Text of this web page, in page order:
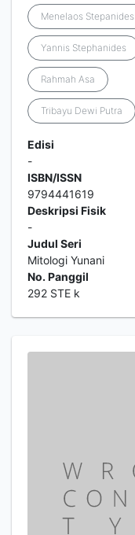
Menelaos Stepanides
Yannis Stephanides
Rahmah Asa
Tribayu Dewi Putra
Edisi
-
ISBN/ISSN
9794441619
Deskripsi Fisik
-
Judul Seri
Mitologi Yunani
No. Panggil
292 STE k